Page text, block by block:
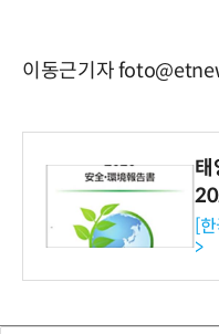
이동근기자
태
수
[
>